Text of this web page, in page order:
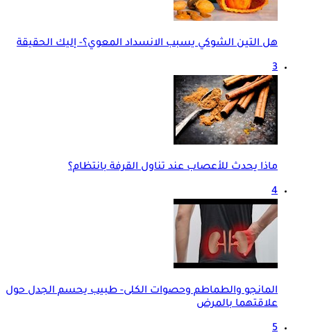
هل التين الشوكي يسبب الانسداد المعوي؟- إليك الحقيقة
3
ماذا يحدث للأعصاب عند تناول القرفة بانتظام؟
4
المانجو والطماطم وحصوات الكلى- طبيب يحسم الجدل حول
علاقتهما بالمرض
5